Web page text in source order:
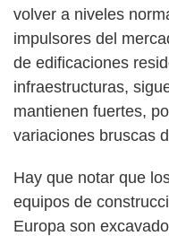
volver a niveles
impulsores del
de edificaciones
infraestructuras,
mantienen fuertes,
variaciones bruscas
Hay que notar que
equipos de
Europa son